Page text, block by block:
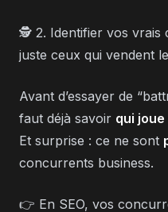
🕵️ 2. Identifier vos vrais
juste ceux qui vendent
Avant d’essayer de
faut déjà savoir qui
Et surprise : ce ne sont
concurrents business.
👉 En SEO, vos